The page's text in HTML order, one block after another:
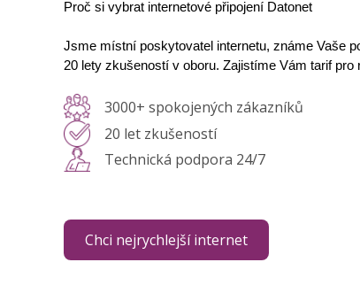
Proč si vybrat internetové připojení Datonet
Jsme místní poskytovatel internetu, známe Vaše
20 lety zkušeností v oboru. Zajistíme Vám tarif pro
3000+ spokojených zákazníků
20 let zkušeností
Technická podpora 24/7
Chci nejrychlejší internet